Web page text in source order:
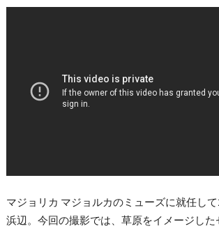
マジョリカ マジョルカのミューズに就任し
浜辺。今回の撮影では、草原をイメージし